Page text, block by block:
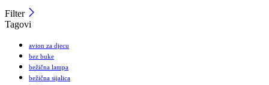
Filter
Tagovi
avion za djecu
bez buke
bežična lampa
bežična sijalica